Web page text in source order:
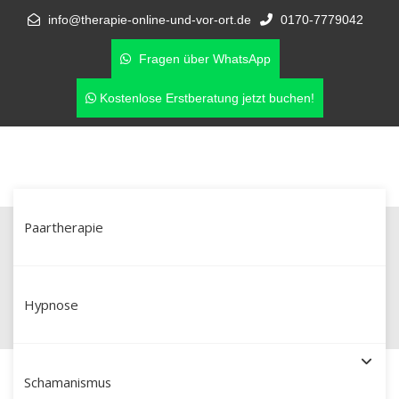
info@therapie-online-und-vor-ort.de 0170-7779042
Fragen über WhatsApp
Kostenlose Erstberatung jetzt buchen!
Paartherapie
Hypnose
Schamanismus
Herford & online als Neuanfang